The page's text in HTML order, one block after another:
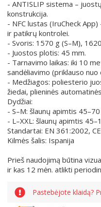
- ANTISLIP sistema –
konstrukcija.
- NFC lustas (IruCheck
ir patikrų kontrolei.
- Svoris: 1570 g (S–M),
- Juostos plotis: 45 mm.
- Tarnavimo laikas: iki 10
sandėliavimo (priklauso
- Medžiagos: poliesterio
žiedai, plieninės
Dydžiai:
- S–M: šlaunų apimtis
- L–XXL: šlaunų apimtis
Standartai: EN 361:2002,
Kilmės šalis: Ispanija
Prieš naudojimą būtina
ir kas 12 mėn. atlikti
Pastebėjote klaidą?